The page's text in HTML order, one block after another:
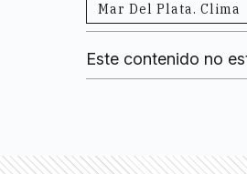
Mar Del Plata. Clima
Este contenido no